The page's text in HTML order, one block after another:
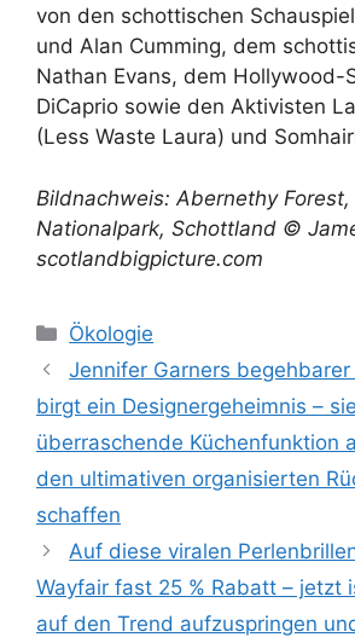
von den schottischen
und Alan Cumming, dem
Nathan Evans, dem Hollywood-
DiCaprio sowie den Aktivisten
(Less Waste Laura) und
Bildnachweis: Abernethy
Nationalpark, Schottland ©
scotlandbigpicture.com
Kategorien
Ökologie
Jennifer Garners
birgt ein Designergeheimnis –
überraschende Küchenfunktion
den ultimativen organisierten
schaffen
Auf diese viralen
Wayfair fast 25 % Rabatt – jetzt
auf den Trend aufzuspringen